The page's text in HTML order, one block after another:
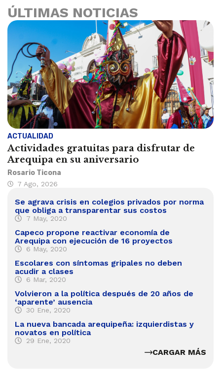
ÚLTIMAS NOTICIAS
ACTUALIDAD
Actividades gratuitas para disfrutar de
Arequipa en su aniversario
Rosario Ticona
7 Ago, 2026
Se agrava crisis en colegios privados por norma
que obliga a transparentar sus costos
7 May, 2020
Capeco propone reactivar economía de
Arequipa con ejecución de 16 proyectos
6 May, 2020
Escolares con síntomas gripales no deben
acudir a clases
6 Mar, 2020
Volvieron a la política después de 20 años de
‘aparente’ ausencia
30 Ene, 2020
La nueva bancada arequipeña: izquierdistas y
novatos en política
29 Ene, 2020
CARGAR MÁS